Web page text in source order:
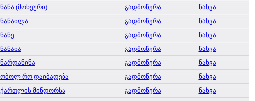
ნანა (მოხეური)
გადმოწერა
ნახვა
ნანაილა
გადმოწერა
ნახვა
ნანე
გადმოწერა
ნახვა
ნანაია
გადმოწერა
ნახვა
ნარდანინა
გადმოწერა
ნახვა
ობოლ რო დაიბადება
გადმოწერა
ნახვა
ქართლის მინდორსა
გადმოწერა
ნახვა